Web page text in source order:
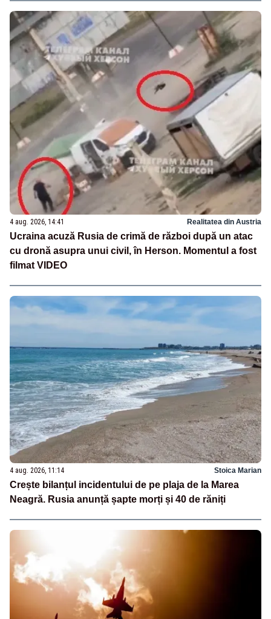
4 aug. 2026, 14:41 Realitatea din Austria
Ucraina acuză Rusia de crimă de război după un atac
cu dronă asupra unui civil, în Herson. Momentul a fost
filmat VIDEO
4 aug. 2026, 11:14 Stoica Marian
Crește bilanțul incidentului de pe plaja de la Marea
Neagră. Rusia anunță șapte morți și 40 de răniți